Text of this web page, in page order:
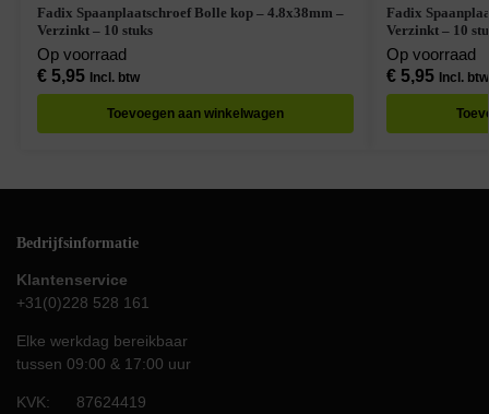
Fadix Spaanplaatschroef Bolle kop – 4.8x38mm –
Verzinkt – 10 stuks
Op voorraad
€5,95 Incl. btw
Toevoegen aan winkelwagen
Fadix
Verzinkt – 10
Op voorraad
€5,95 Incl. btw
Bedrijfsinformatie
Klantenservice
+31(0)228 528 161
Elke werkdag bereikbaar
tussen 09:00 & 17:00 uur
KVK: 87624419